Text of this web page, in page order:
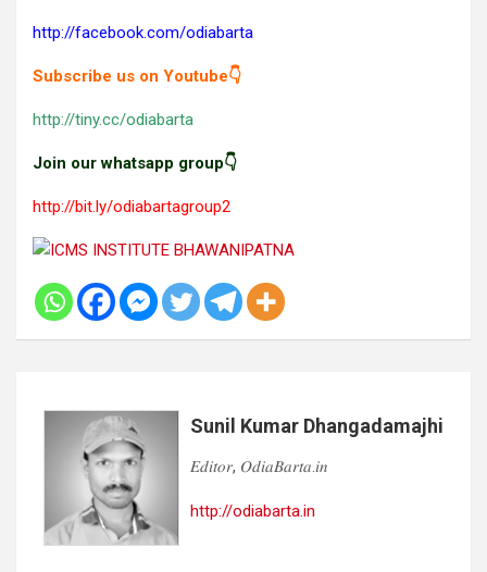
http://facebook.com/odiabarta
Subscribe us on Youtube👇
http://tiny.cc/odiabarta
Join our whatsapp group👇
http://bit.ly/odiabartagroup2
Sunil Kumar Dhangadamajhi
𝐸𝑑𝑖𝑡𝑜𝑟, 𝑂𝑑𝑖𝑎𝐵𝑎𝑟𝑡𝑎.𝑖𝑛
http://odiabarta.in